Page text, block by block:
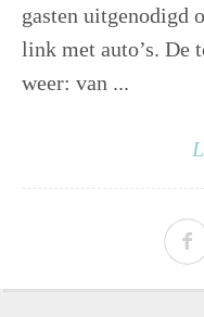
gasten uitgenodigd
link met auto’s. De
weer: van ...